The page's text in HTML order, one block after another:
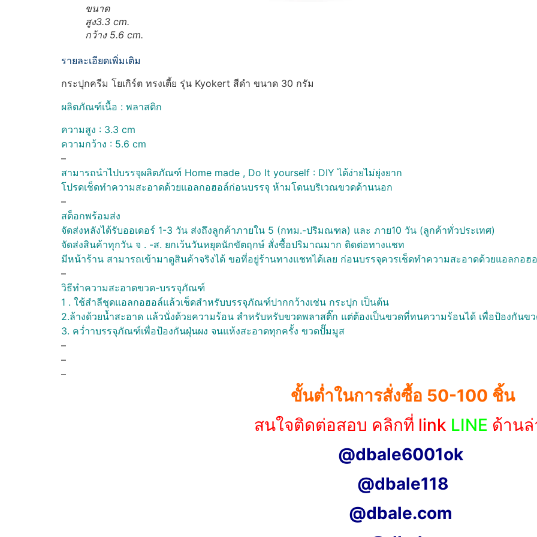
ขนาด
สูง3.3 cm.
กว้าง 5.6 cm.
รายละเอียดเพิ่มเติม
กระปุกครีม โยเกิร์ต ทรงเตี้ย รุ่น Kyokert สีดำ ขนาด 30 กรัม
ผลิตภัณฑ์เนื้อ : พลาสติก
ความสูง : 3.3 cm
ความกว้าง : 5.6 cm
–
สามารถนำไปบรรจุผลิตภัณฑ์ Home made , Do It yourself : DIY ได้ง่ายไม่ยุ่งยาก
โปรดเช็ดทำความสะอาดด้วยแอลกอฮอล์ก่อนบรรจุ ห้ามโดนบริเวณขวดด้านนอก
–
สต็อกพร้อมส่ง
จัดส่งหลังได้รับออเดอร์ 1-3 วัน ส่งถึงลูกค้าภายใน 5 (กทม.-ปริมณฑล) และ ภาย10 วัน (ลูกค้าทั่วประเทศ)
จัดส่งสินค้าทุกวัน จ . -ส. ยกเว้นวันหยุดนักขัตฤกษ์ สั่งซื้อปริมาณมาก ติดต่อทางแชท
มีหน้าร้าน สามารถเข้ามาดูสินค้าจริงได้ ขอที่อยู่ร้านทางแชทได้เลย ก่อนบรรจุควรเช็ดทำความสะอาดด้วยแอลกอฮ
–
วิธีทำความสะอาดขวด-บรรจุภัณฑ์
1 . ใช้สำลีชุดแอลกอฮอล์แล้วเช็ดสำหรับบรรจุภัณฑ์ปากกว้างเช่น กระปุก เป็นต้น
2.ล้างด้วยน้ำสะอาด แล้วนั่งด้วยความร้อน สำหรับหรับขวดพลาสติ๊ก แต่ต้องเป็นขวดที่ทนความร้อนได้ เพื่อป้องกันข
3. คว่ำาบรรจุภัณฑ์เพื่อป้องกันฝุ่นผง จนแห้งสะอาดทุกครั้ง ขวดปั๊มมูส
–
–
–
ขั้นต่ำในการสั่งซื้อ 50-100 ชิ้น
สนใจติดต่อสอบ คลิกที่ link LINE ด้านล่
@dbale6001ok
@dbale118
@dbale.com